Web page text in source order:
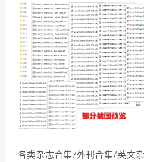
各类杂志合集/外刊合集/英文